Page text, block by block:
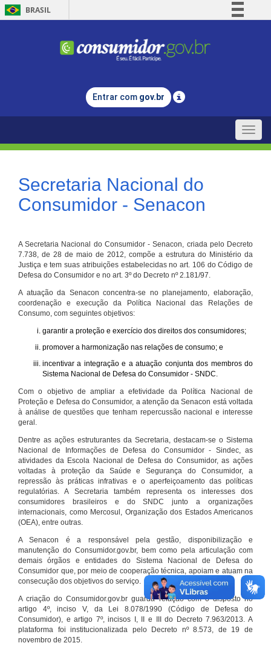
BRASIL
Comunica BR
Legislação
Entrar com gov.br
Toggle
Secretaria Nacional do
Consumidor - Senacon
A Secretaria Nacional do Consumidor - Senacon, criada pelo Decreto
7.738, de 28 de maio de 2012, compõe a estrutura do Ministério da
Justiça e tem suas atribuições estabelecidas no art. 106 do Código de
Defesa do Consumidor e no art. 3º do Decreto nº 2.181/97.
A atuação da Senacon concentra-se no planejamento, elaboração,
coordenação e execução da Política Nacional das Relações de
Consumo, com seguintes objetivos:
garantir a proteção e exercício dos direitos dos consumidores;
promover a harmonização nas relações de consumo; e
incentivar a integração e a atuação conjunta dos membros do
Sistema Nacional de Defesa do Consumidor - SNDC.
Com o objetivo de ampliar a efetividade da Política Nacional de
Proteção e Defesa do Consumidor, a atenção da Senacon está voltada
à análise de questões que tenham repercussão nacional e interesse
geral.
Dentre as ações estruturantes da Secretaria, destacam-se o Sistema
Nacional de Informações de Defesa do Consumidor - Sindec, as
atividades da Escola Nacional de Defesa do Consumidor, as ações
voltadas à proteção da Saúde e Segurança do Consumidor, a
repressão às práticas infrativas e o aperfeiçoamento das políticas
regulatórias. A Secretaria também representa os interesses dos
consumidores brasileiros e do SNDC junto a organizações
internacionais, como Mercosul, Organização dos Estados Americanos
(OEA), entre outras.
A Senacon é a responsável pela gestão, disponibilização e
manutenção do Consumidor.gov.br, bem como pela articulação com
demais órgãos e entidades do Sistema Nacional de Defesa do
Consumidor que, por meio de cooperação técnica, apoiam e atuam na
consecução dos objetivos do serviço.
A criação do Consumidor.gov.br guarda relação com o disposto no
artigo 4º, inciso V, da Lei 8.078/1990 (Código de Defesa do
Consumidor), e artigo 7º, incisos I, II e III do Decreto 7.963/2013. A
plataforma foi institucionalizada pelo Decreto nº 8.573, de 19 de
novembro de 2015.